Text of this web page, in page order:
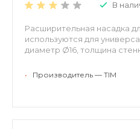
В
Расширительная насадка
используются для
диаметр Ø16, толщина
• Производитель — TIM